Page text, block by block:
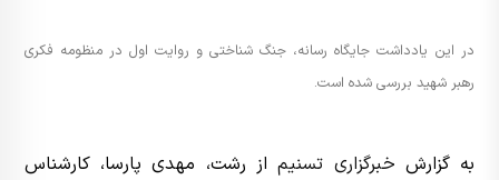
در این یادداشت جایگاه رسانه، جنگ شناختی و روایت اول در منظومه فکری
رهبر شهید بررسی شده است.
به گزارش خبرگزاری تسنیماز رشت، مهدی پارسا، کارشناس